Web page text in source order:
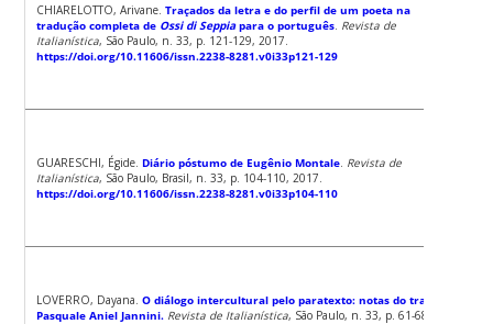
CHIARELOTTO, Arivane.Traçados da letra e do perfil de um poeta na
tradução completa de Ossi di Seppiapara o português Revista de
Italianística, São Paulo, n. 33, p. 121-129, 2017.
https://doi.org/10.11606/issn.2238-8281.v0i33p121-129
GUARESCHI, Égide.Diário póstumo de Eugênio Montale Revista de
Italianística, São Paulo, Brasil, n. 33, p. 104-110, 2017.
https://doi.org/10.11606/issn.2238-8281.v0i33p104-110
LOVERRO, Dayana.O diálogo intercultural pelo paratexto: notas do tradutor
Pasquale Aniel Jannini. Revista de Italianística, São Paulo, n. 33, p. 61-68,